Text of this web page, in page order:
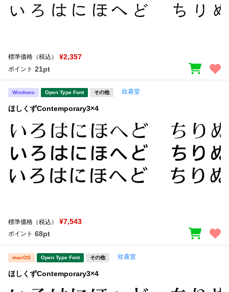
価格帯
〜
リセット 検索
標準価格（税込） ¥2,357
ポイント 21pt
Windows Open Type Font その他 欣喜堂
ほしくずContemporary3×4
標準価格（税込） ¥7,543
ポイント 68pt
macOS Open Type Font その他 欣喜堂
ほしくずContemporary3×4